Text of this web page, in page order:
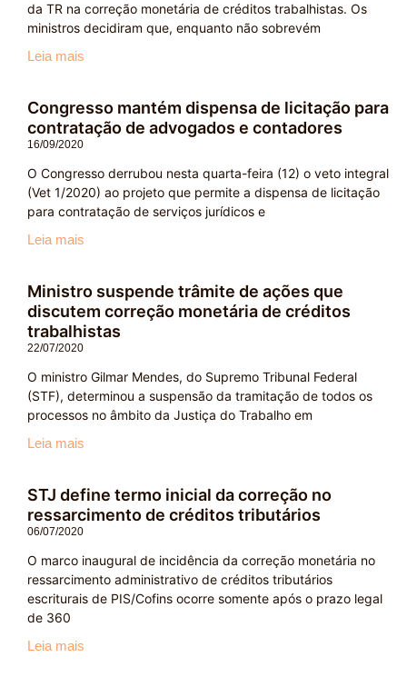
da TR na correção monetária de créditos trabalhistas. Os
ministros decidiram que, enquanto não sobrevém
Leia mais
Congresso mantém dispensa de licitação para
contratação de advogados e contadores
16/09/2020
O Congresso derrubou nesta quarta-feira (12) o veto integral
(Vet 1/2020) ao projeto que permite a dispensa de licitação
para contratação de serviços jurídicos e
Leia mais
Ministro suspende trâmite de ações que
discutem correção monetária de créditos
trabalhistas
22/07/2020
O ministro Gilmar Mendes, do Supremo Tribunal Federal
(STF), determinou a suspensão da tramitação de todos os
processos no âmbito da Justiça do Trabalho em
Leia mais
STJ define termo inicial da correção no
ressarcimento de créditos tributários
06/07/2020
O marco inaugural de incidência da correção monetária no
ressarcimento administrativo de créditos tributários
escriturais de PIS/Cofins ocorre somente após o prazo legal
de 360
Leia mais